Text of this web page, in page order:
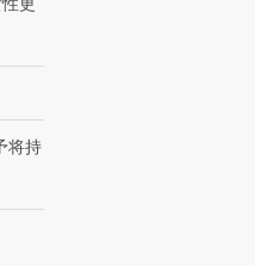
将持